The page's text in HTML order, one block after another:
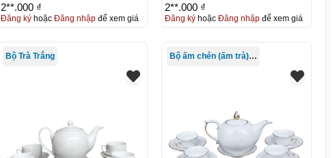
2**.000 ₫
Đăng kýhoặc Đăng nhậpđể xem giá
2**.000 ₫
Đăng kýhoặc Đăng nhậpđể xem giá
Bộ Trà Trắng Bộ ấm chén (ấm trà) in logo